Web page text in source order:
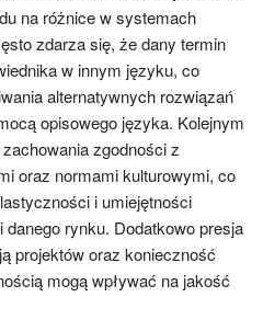
na różnice w systemach
zdarza się, że dany termin
w innym języku, co
alternatywnych rozwiązań
opisowego języka. Kolejnym
zgodności z
oraz normami kulturowymi, co
i umiejętności
rynku. Dodatkowo presja
projektów oraz konieczność
mogą wpływać na jakość